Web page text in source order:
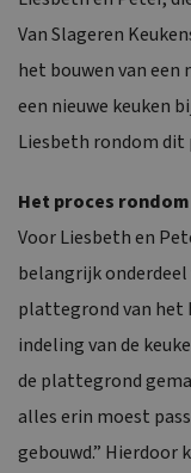
Van Slageren
het bouwen van een
een nieuwe keuken
Liesbeth rondom dit
Het proces
Voor Liesbeth en
belangrijk onderdeel
plattegrond van het
indeling van de
de plattegrond
alles erin moest
gebouwd.” Hierdoor